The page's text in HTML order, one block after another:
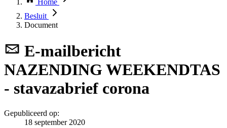
Bekijk per bestuursorgaan
Home
Besluit
Document
E-mailbericht
NAZENDING WEEKENDTAS
- stavazabrief corona
Gepubliceerd op:
18 september 2020